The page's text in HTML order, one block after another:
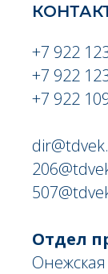
+7 922
+7 922
+7 922
Отдел
Онежская